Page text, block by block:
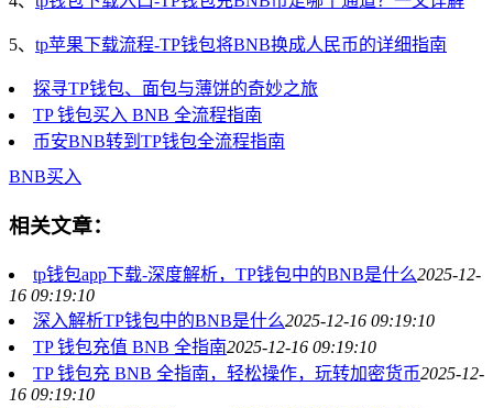
5、 tp苹果下载流程-TP钱包将BNB换成人民币的详细指南
探寻TP钱包、面包与薄饼的奇妙之旅
TP 钱包买入 BNB 全流程指南
币安BNB转到TP钱包全流程指南
BNB买入
相关文章：
tp钱包app下载-深度解析，TP钱包中的BNB是什么2025-12-
16 09:19:10
深入解析TP钱包中的BNB是什么2025-12-16 09:19:10
TP 钱包充值 BNB 全指南2025-12-16 09:19:10
TP 钱包充 BNB 全指南，轻松操作，玩转加密货币2025-12-
16 09:19:10